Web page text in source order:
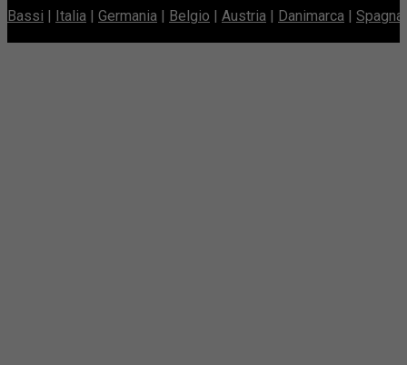
Bassi | Italia | Germania | Belgio | Austria | Danimarca | Spagna